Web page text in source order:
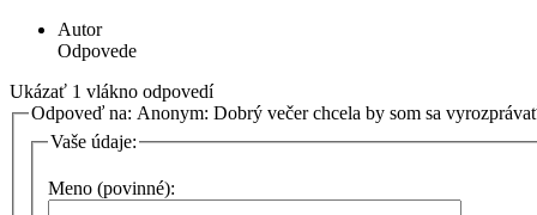
Autor
Odpovede
Ukázať 1 vlákno odpovedí
Odpoveď na: Anonym: Dobrý večer chcela by som sa
Vaše údaje:
Meno (povinné):